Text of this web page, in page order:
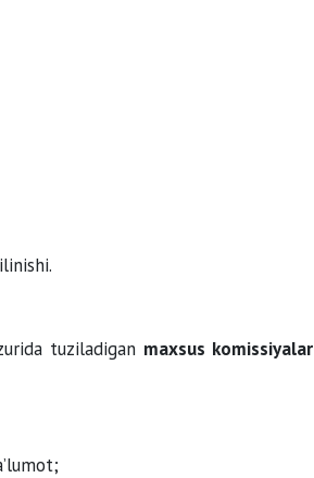
tuziladigan maxsus komissiyalar